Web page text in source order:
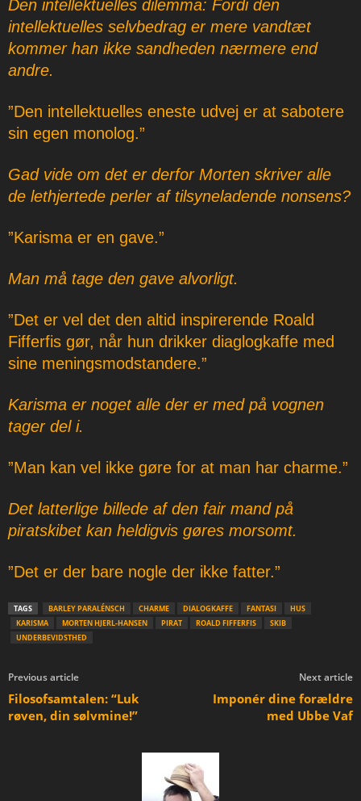
Den intellektuelles dilemma: Fordi den
intellektuelles selvbedrag er mere vandtæt
kommer han ikke sandheden nærmere end
andre.
”Den intellektuelles eneste udvej er at sabotere
sin egen monolog.”
Gad vide om det er derfor Morten skriver alle
de lethjertede perler af tilsyneladende nonsens?
”Karisma er en gave.”
Man må tage den gave alvorligt.
”Det er vel det den altid inspirerende Roald
Fifferfis gør, når hun drikker diaglogkaffe med
sine meningsmodstandere.”
Karisma er noget alle der er med på vognen
tager del i.
”Man kan vel ikke gøre for at man har charme.”
Det latterlige billede af den fair mand på
piratskibet kan heldigvis gøres morsomt.
”Det er der bare nogle der ikke fatter.”
TAGS BARLEY PARALÉNSCH CHARME DIALOGKAFFE FANTASI
HUS
KARISMA
MORTEN HJERL-HANSEN PIRAT ROALD FIFFERFIS
SKIB
UNDERBEVIDSTHED
Previous article
Filosofsamtalen: “Luk
røven, din sølvmine!”
Next article
Imponér dine forældre
med Ubbe Vaf